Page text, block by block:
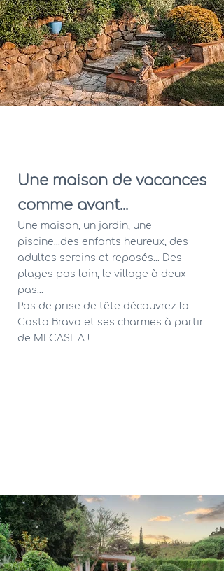
Une maison de vacances
comme avant...
Une maison, un jardin, une
piscine...des enfants heureux, des
adultes sereins et reposés... Des
plages pas loin, le village à deux
pas...
Pas de prise de tête découvrez la
Costa Brava et ses charmes à partir
de MI CASITA !